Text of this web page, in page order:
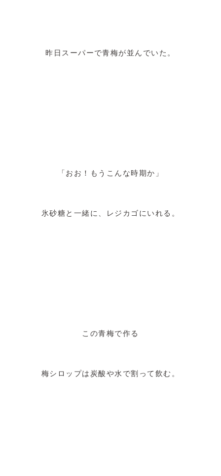
昨日スーパーで青梅が並んでいた。
「おお！もうこんな時期か」
氷砂糖と一緒に、レジカゴにいれる。
この青梅で作る
梅シロップは炭酸や水で割って飲む。